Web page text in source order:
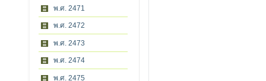
พ.ศ. 2471
พ.ศ. 2472
พ.ศ. 2473
พ.ศ. 2474
พ.ศ. 2475